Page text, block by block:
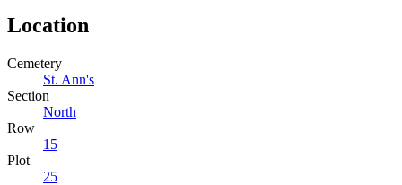
Location
Cemetery
St. Ann's
Section
North
Row
15
Plot
25